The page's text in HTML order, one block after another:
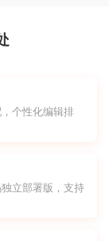
个性化编辑排
立部署版，支持